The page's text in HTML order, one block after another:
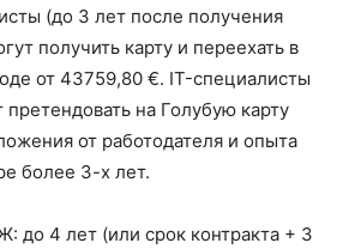
(до 3 лет после получения
получить карту и переехать в
от 43759,80 €. IT-специалисты
на Голубую карту
от работодателя и опыта
более 3-х лет.
до 4 лет (или срок контракта + 3